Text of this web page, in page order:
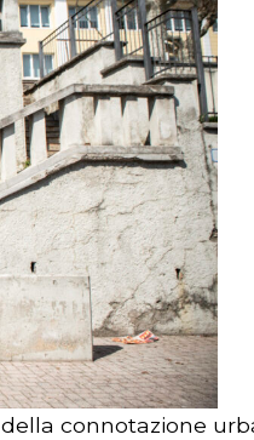
connotazione